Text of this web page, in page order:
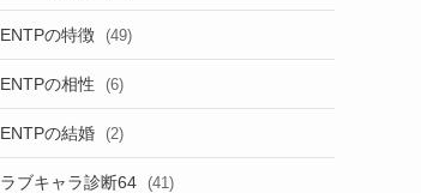
ENTPの特徴 (49)
ENTPの相性 (6)
ENTPの結婚 (2)
ラブキャラ診断64 (41)